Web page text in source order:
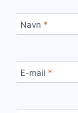
Navn *
E-mail *